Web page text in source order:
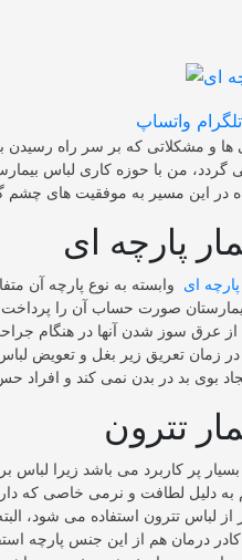
تلگرام واتساپ
و مشکلاتی که بر سر راه رسیدن
من با حوزه کاری لباس
پارچه ای
ای وابسته به نوع پارچه آن
صورت حساب آن را پرداخت
از عرق سوز شدن آنها در هنگام
زمان تعریق زیر بغل و تعویض
تترون
بسیار پر کاربرد می باشد زیرا لباس
به دلیل لطافت و نرمی خاصی که
از لباس تترون استفاده می شود،
درمان هم از این جنس پارچه